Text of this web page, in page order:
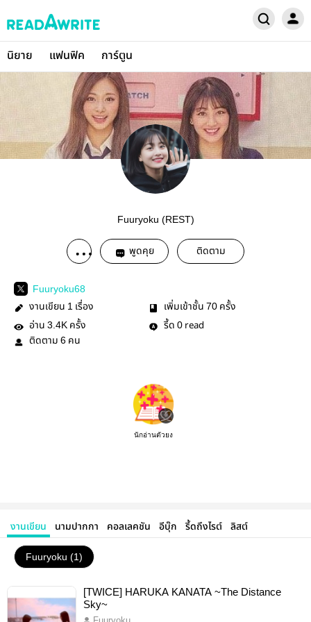
นิยาย แฟนฟิค การ์ตูน
Fuuryoku (REST)
พูดคุย ติดตาม
Fuuryoku68
งานเขียน 1 เรื่อง เพิ่มเข้าชั้น 70 ครั้ง
อ่าน 3.4K ครั้ง รี้ด 0 read
ติดตาม 6 คน
นักอ่านตัวยง
งานเขียน นามปากกา คอลเลคชัน อีบุ๊ก รี้ดถึงไรต์ ลิสต์
Fuuryoku (1)
[TWICE] HARUKA KANATA ~The Distance
Sky~